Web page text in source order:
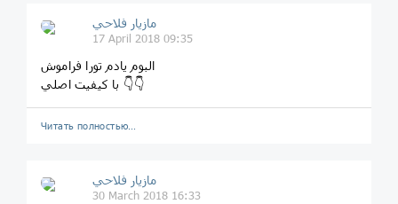
مازيار فلاحي
17 April 2018 09:35
البوم يادم تورا فراموش
با كيفيت اصلي 👇👇
Читать полностью…
مازيار فلاحي
30 March 2018 16:33